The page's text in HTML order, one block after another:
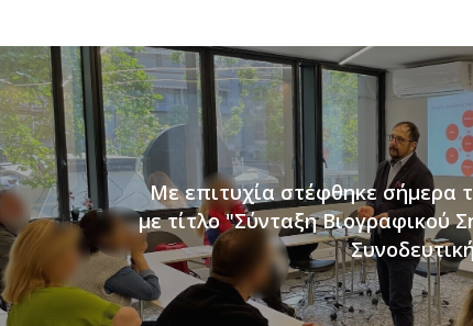
Με επιτυχία στέφθηκε σήμερα
με τίτλο "Σύνταξη Βιογραφικού